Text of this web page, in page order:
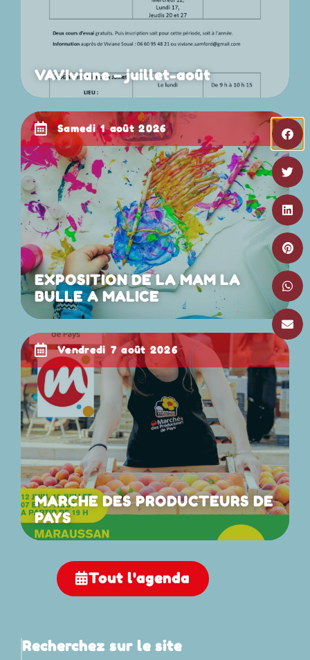
VAVIviane – juillet-août
samedi 1 août 2026
EXPOSITION DE LA MAM LA
BULLE A MALICE
vendredi 7 août 2026
MARCHE DES PRODUCTEURS DE
PAYS
Tout l'agenda
Recherchez sur le site